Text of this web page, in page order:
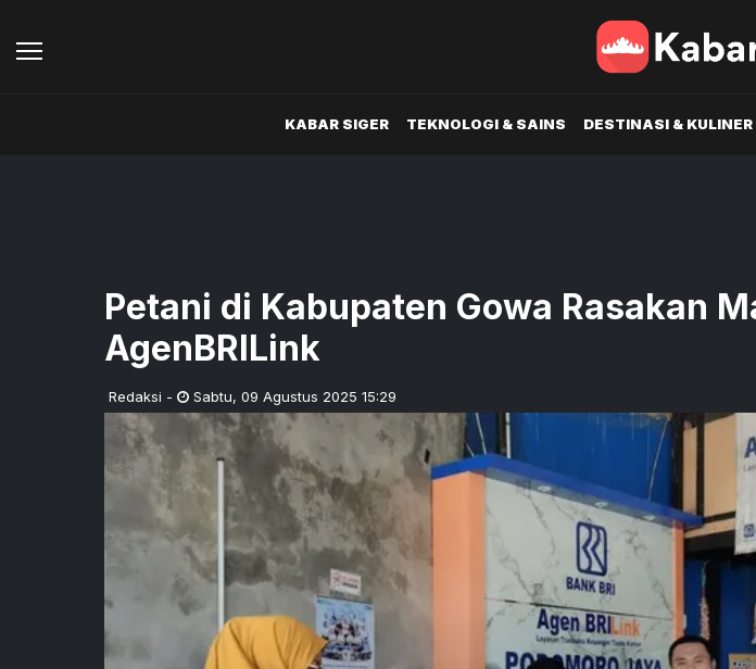
KABAR SIGER TEKNOLOGI & SAINS DESTINASI & KULINER
Petani di Kabupaten Gowa Rasakan
AgenBRILink
Redaksi - Sabtu, 09 Agustus 2025 15:29